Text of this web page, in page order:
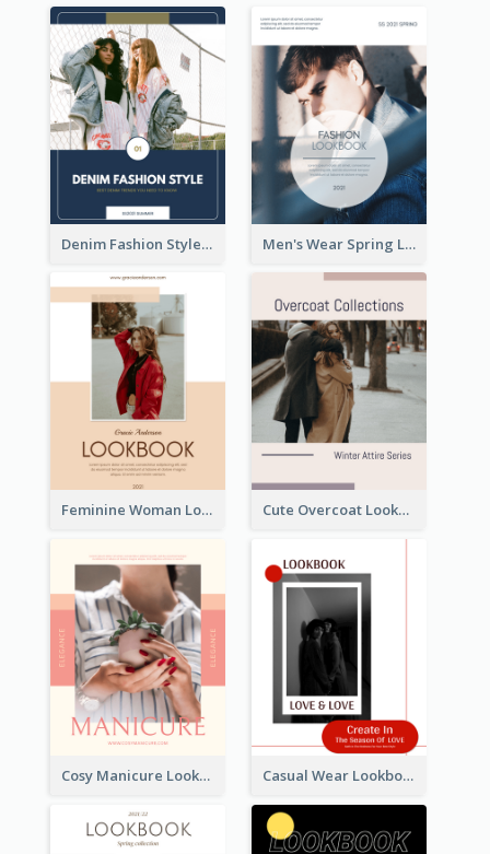
Denim Fashion Style Lookbook Men's Wear Spring Lookbook
Feminine Woman Lookbook Cute Overcoat Lookbook
Cosy Manicure Lookbook Casual Wear Lookbook